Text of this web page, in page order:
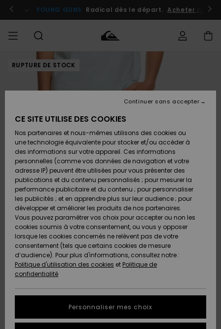
l'information
le
Se connecter / s'inscrire
YOUNG GUNS Radical dès le départ. Acheter
HOMME Vêtements
Chaussures
& Tongs
Surf
Snow
Nouveautés
A
Découvrir
Vêtements
Chaussures
& Tongs
Surf
Snow
Nouveautés
A
Découvrir
FEMME
Shop
A
Découvrir
Snow
SURF
Surf
Surf
Shop
Enfant
Highlights
Communauté
SNOW
Snow
Snow
Shop
Enfant
Snow
Shop
Femme
A
Découvrir
Communauté
OUTLET
Outlet
Enfant
Outlet
Femme
AIDE &
CONTACT
Accéder à
Retours
Paiement
Carte
Cadeau
Quiksilver
Freedom
Protection
des
tailles
MAGASINS
QUIKSILVER
RUPTURE DE STOCK
CE SITE UTILISE DES COOKIES
Nos partenaires et nous-mêmes utilisons des cookies ou
une technologie équivalente pour stocker et/ou accéder à
des informations sur votre appareil. Ces informations
personnelles (comme vos données de navigation et votre
adresse IP) peuvent être utilisées pour vous présenter des
publications et du contenu personnalisés ; pour mesurer la
performance publicitaire et du contenu ; pour personnaliser
les publicités ; et en apprendre plus sur leur audience ; pour
développer et améliorer les produits de nos partenaires.
Vous pouvez paramétrer vos choix pour accepter ou non les
cookies soumis à votre consentement, ou vous y opposer
lorsque les cookies concernés ne relèvent pas de votre
consentement (tels que certains cookies de mesure
d’audience). Pour plus d'informations, consultez notre :
Politique d'utilisation des cookies et Politique de
confidentialité
Personnaliser mes choix
Continuer sans accepter